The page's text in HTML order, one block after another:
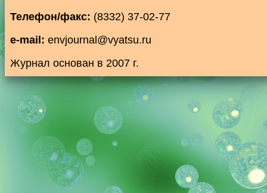
Телефон/факс: (8332) 37-02-77
e-mail: envjournal@vyatsu.ru
Журнал основан в 2007 г.